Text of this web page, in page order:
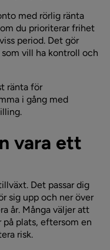
med rörlig ränta
du prioriterar frihet
period. Det gör
vill ha kontroll och
ränta för
i gång med
vara ett
Det passar dig
sig upp och ner över
år. Många väljer att
plats, eftersom en
risk.